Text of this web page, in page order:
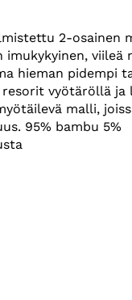
2-osainen
viileä
hieman pidempi
vyötäröllä ja
malli,
95% bambu 5%